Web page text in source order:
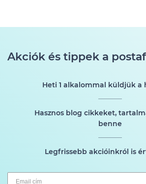
Akciók és tippek a
Heti 1 alkalommal küldjük a
Hasznos blog cikkeket,
benne
Legfrissebb akcióinkról is